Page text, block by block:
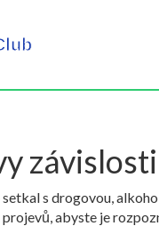
setkal s drogovou,
abyste je